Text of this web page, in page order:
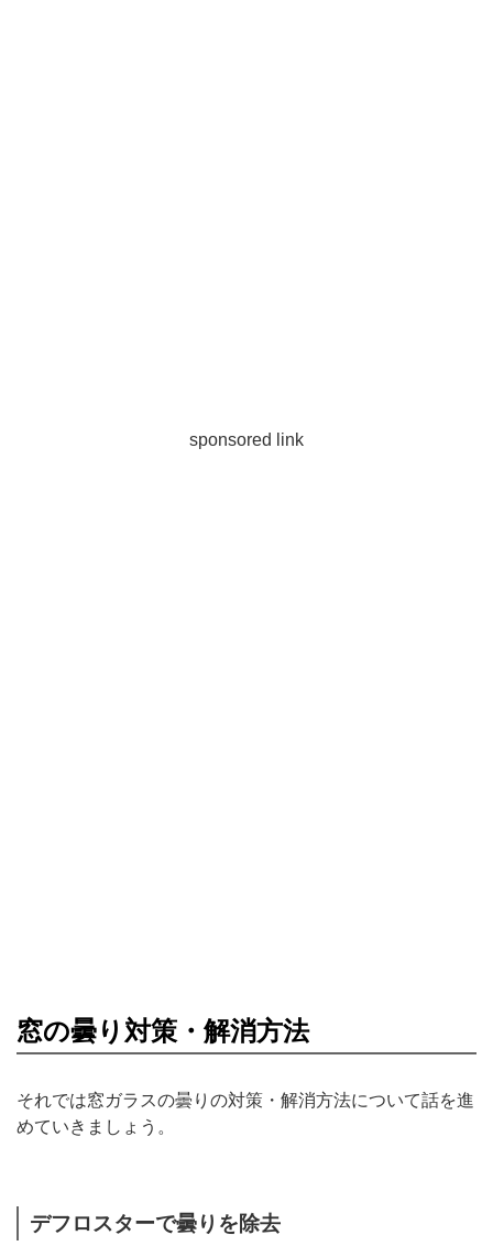
sponsored link
窓の曇り対策・解消方法
それでは窓ガラスの曇りの対策・解消方法について話を進
めていきましょう。
デフロスターで曇りを除去